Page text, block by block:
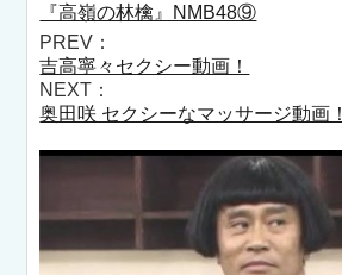
『高嶺の林檎』NMB48⑨
PREV：
吉高寧々セクシー動画！
NEXT：
奥田咲 セクシーなマッサージ動画！